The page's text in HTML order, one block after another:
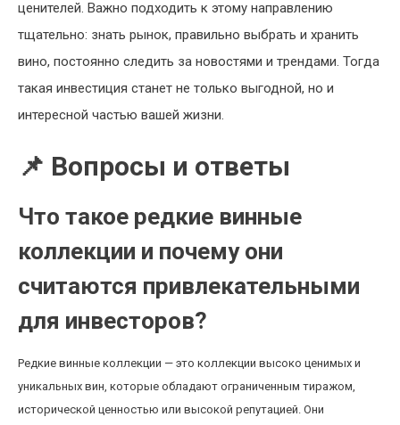
ценителей. Важно подходить к этому направлению
тщательно: знать рынок, правильно выбрать и хранить
вино, постоянно следить за новостями и трендами. Тогда
такая инвестиция станет не только выгодной, но и
интересной частью вашей жизни.
📌 Вопросы и ответы
Что такое редкие винные
коллекции и почему они
считаются привлекательными
для инвесторов?
Редкие винные коллекции — это коллекции высоко ценимых и
уникальных вин, которые обладают ограниченным тиражом,
исторической ценностью или высокой репутацией. Они